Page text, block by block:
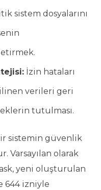
sistem dosyalarını
İzin hataları
verileri geri
tutulması.
sistemin güvenlik
olarak
yeni oluşturulan
644 izniyle